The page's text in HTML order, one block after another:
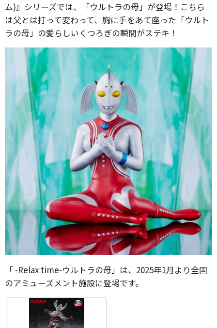
ム)』シリーズでは、「ウルトラの母」が登場！こちら
は父とは打って変わって、胸に手をあて座った「ウルト
ラの母」の愛らしいくつろぎの瞬間がステキ！
「 -Relax time-ウルトラの母」は、2025年1月より全国
のアミューズメント施設に登場です。